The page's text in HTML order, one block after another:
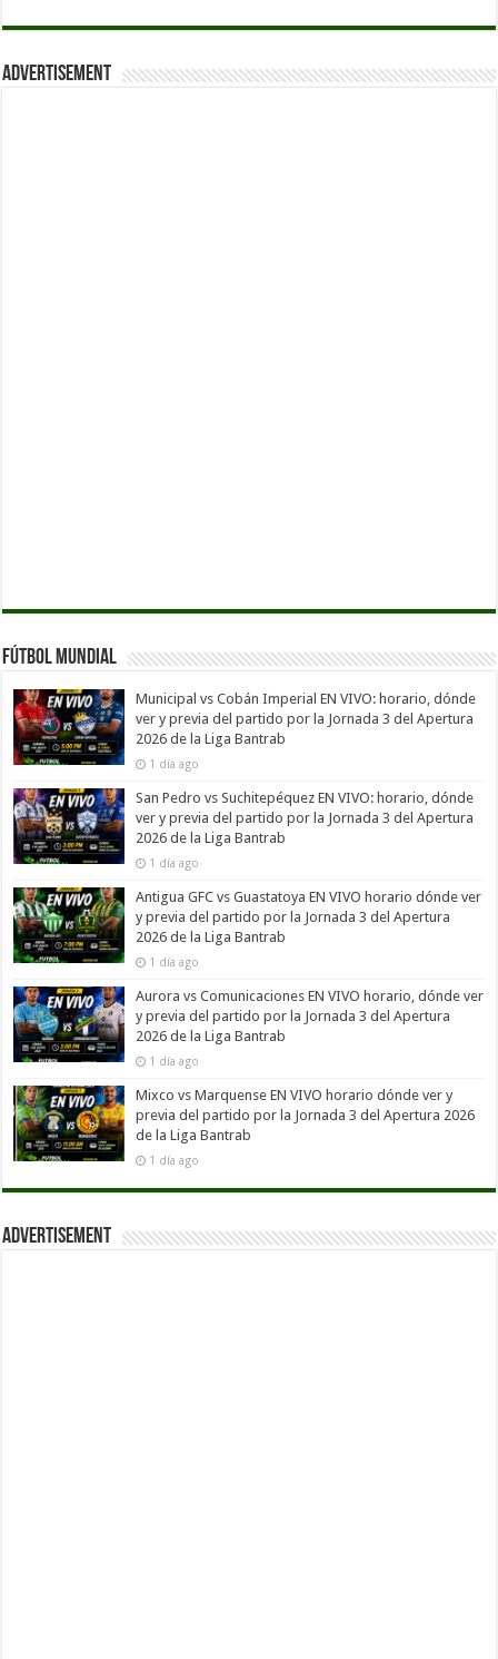
Advertisement
Fútbol Mundial
Municipal vs Cobán Imperial EN VIVO: horario, dónde
ver y previa del partido por la Jornada 3 del Apertura
2026 de la Liga Bantrab
1 día ago
San Pedro vs Suchitepéquez EN VIVO: horario, dónde
ver y previa del partido por la Jornada 3 del Apertura
2026 de la Liga Bantrab
1 día ago
Antigua GFC vs Guastatoya EN VIVO horario dónde ver
y previa del partido por la Jornada 3 del Apertura
2026 de la Liga Bantrab
1 día ago
Aurora vs Comunicaciones EN VIVO horario, dónde ver
y previa del partido por la Jornada 3 del Apertura
2026 de la Liga Bantrab
1 día ago
Mixco vs Marquense EN VIVO horario dónde ver y
previa del partido por la Jornada 3 del Apertura 2026
de la Liga Bantrab
1 día ago
Advertisement